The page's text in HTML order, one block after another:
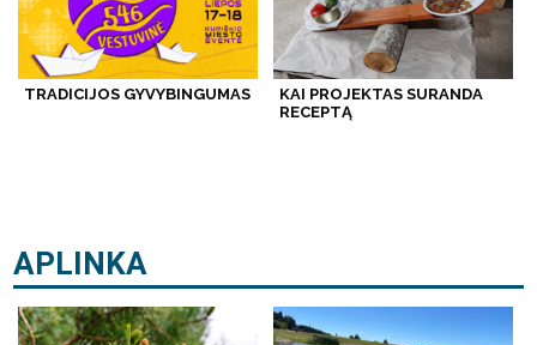
TRADICIJOS GYVYBINGUMAS
KAI PROJEKTAS SURANDA
RECEPTĄ
APLINKA